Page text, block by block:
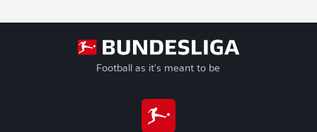
Football as it's meant to be